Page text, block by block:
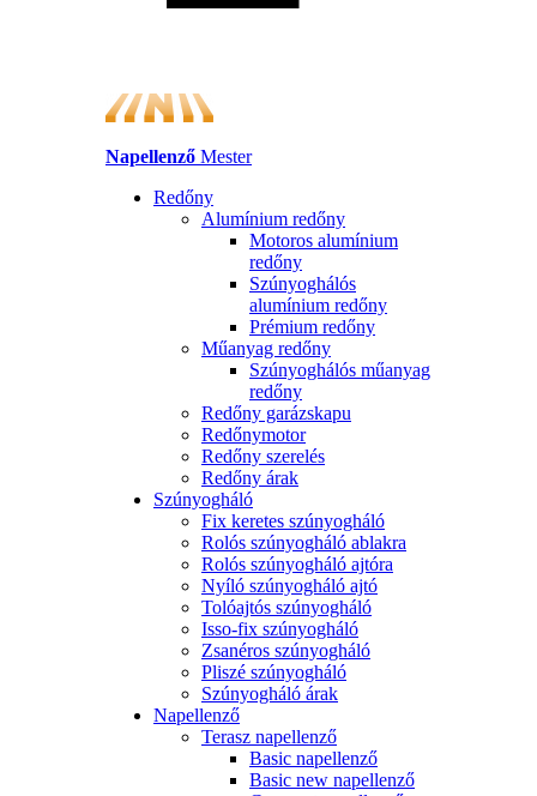
Napellenző Mester
Redőny
Alumínium redőny
Motoros alumínium
redőny
Szúnyoghálós
alumínium redőny
Prémium redőny
Műanyag redőny
Szúnyoghálós műanyag
redőny
Redőny garázskapu
Redőnymotor
Redőny szerelés
Redőny árak
Szúnyogháló
Fix keretes szúnyogháló
Rolós szúnyogháló ablakra
Rolós szúnyogháló ajtóra
Nyíló szúnyogháló ajtó
Tolóajtós szúnyogháló
Isso-fix szúnyogháló
Zsanéros szúnyogháló
Pliszé szúnyogháló
Szúnyogháló árak
Napellenző
Terasz napellenző
Basic napellenző
Basic new napellenző